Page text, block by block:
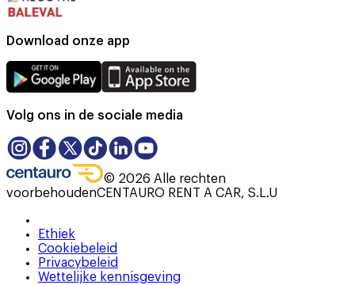
Download onze app
Volg ons in de sociale media
© 2026 Alle rechten
voorbehoudenCENTAURO RENT A CAR, S.L.U
Ethiek
Cookiebeleid
Privacybeleid
Wettelijke kennisgeving